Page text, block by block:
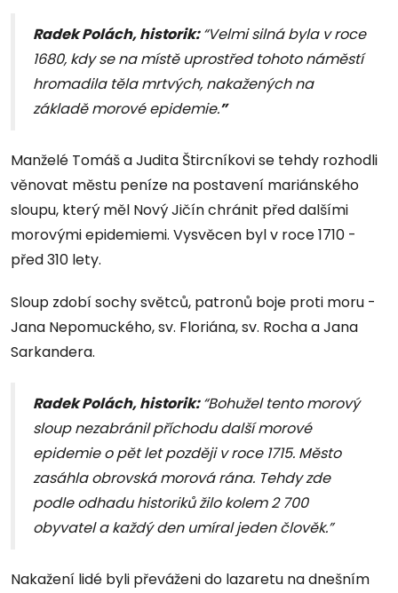
Radek Polách, historik:“Velmi silná byla v roce
1680, kdy se na místě uprostřed tohoto náměstí
hromadila těla mrtvých, nakažených na
základě morové epidemie.”
Manželé Tomáš a Judita Štircníkovi se tehdy rozhodli
věnovat městu peníze na postavení mariánského
sloupu, který měl Nový Jičín chránit před dalšími
morovými epidemiemi. Vysvěcen byl v roce 1710 -
před 310 lety.
Sloup zdobí sochy světců, patronů boje proti moru -
Jana Nepomuckého, sv. Floriána, sv. Rocha a Jana
Sarkandera.
Radek Polách, historik:“Bohužel tento morový
sloup nezabránil příchodu další morové
epidemie o pět let později v roce 1715. Město
zasáhla obrovská morová rána. Tehdy zde
podle odhadu historiků žilo kolem 2 700
obyvatel a každý den umíral jeden člověk.”
Nakažení lidé byli převáženi do lazaretu na dnešním